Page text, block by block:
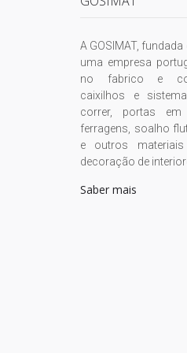
A GOSIMAT,
uma empresa
no fabrico e
caixilhos e
correr, portas
ferragens, soalho
e outros
decoração de
Saber mais